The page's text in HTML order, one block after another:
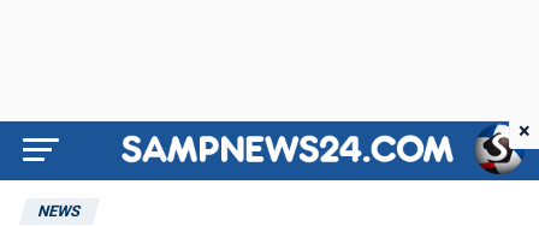
NEWS
×